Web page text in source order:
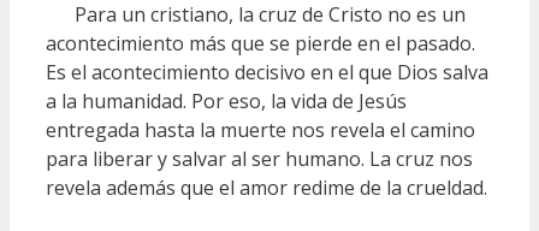
Para un cristiano, la cruz de Cristo no es un
acontecimiento más que se pierde en el pasado.
Es el acontecimiento decisivo en el que Dios salva
a la humanidad. Por eso, la vida de Jesús
entregada hasta la muerte nos revela el camino
para liberar y salvar al ser humano. La cruz nos
revela además que el amor redime de la crueldad.